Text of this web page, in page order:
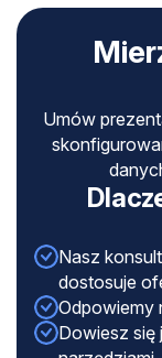
Umów
Nasz
dostosuje
Odpowiemy
Dowiesz się